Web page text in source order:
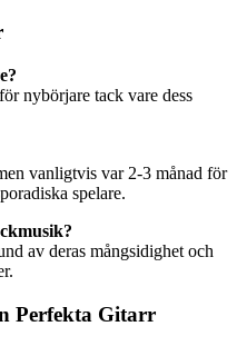
nybörjare tack vare dess
vanligtvis var 2-3 månad för
spelare.
av deras mångsidighet och
Perfekta Gitarr